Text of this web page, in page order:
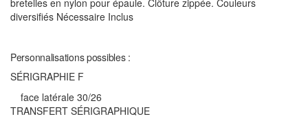
bretelles en nylon pour épaule. Clôture zippée. Couleurs
diversifiés Nécessaire Inclus
Personnalisations possibles :
SÉRIGRAPHIE F
face latérale 30/26
TRANSFERT SÉRIGRAPHIQUE